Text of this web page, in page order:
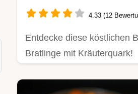
4.33 (12
Entdecke diese köstlichen
Bratlinge mit Kräuterquark!